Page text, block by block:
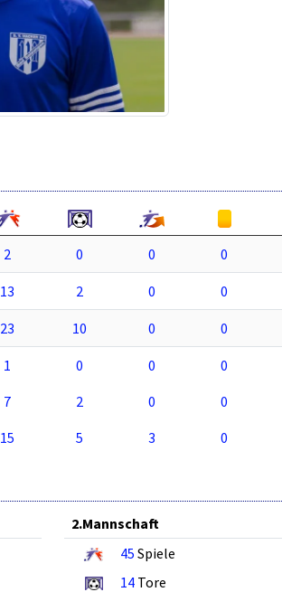
2 0 0 0
13 2 0 0
23 10 0 0
1 0 0 0
7 2 0 0
15 5 3 0
2.Mannschaft
45 Spiele
14Tore